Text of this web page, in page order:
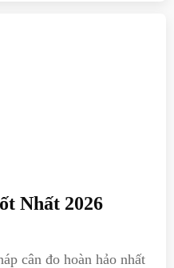
Nhất 2026
cân đo hoàn hảo nhất